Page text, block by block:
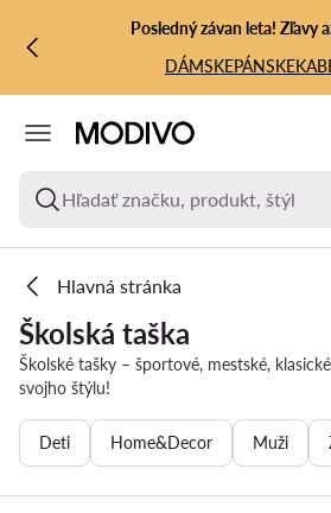
PREJSŤ NA HLAVNÝ OBSAH
PREJSŤ NA VYHĽADÁVANIE
Posledný závan leta! Zľavy
DÁMSKEPÁNSKE
Hľadať značku, produkt, štýl
Hlavná stránka
Školská taška
Školské tašky – športové, mestské,
svojho štýlu!
Deti Home&Decor Muži